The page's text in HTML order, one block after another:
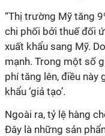
“Thị trường Mỹ tăng
chi phối bởi thuế đối
xuất khẩu sang Mỹ.
mạnh. Trong một số
phí tăng lên, điều này
khẩu ‘giả tạo’.
Ngoài ra, tỷ lệ hàng
Đây là những sản